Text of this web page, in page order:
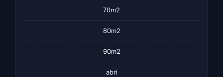
70m2
80m2
90m2
abri